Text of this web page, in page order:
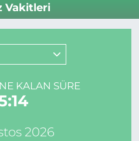
Vakitleri
KALAN SÜRE
2026
Haritası
ve Fikstür